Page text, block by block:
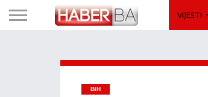
VIJESTI
BIH